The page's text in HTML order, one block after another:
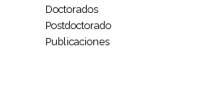
Doctorados
Postdoctorado
Publicaciones